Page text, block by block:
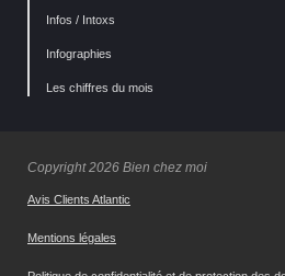
Infos / Intoxs
Infographies
Les chiffres du mois
Copyright 2026 Bien chez moi
Avis Clients Atlantic
Mentions légales